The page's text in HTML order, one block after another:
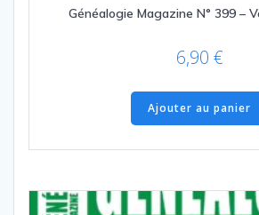
Généalogie Magazine N° 399 –
6,90 €
Ajouter au panier